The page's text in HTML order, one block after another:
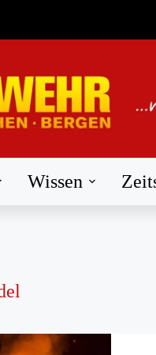
Wissen